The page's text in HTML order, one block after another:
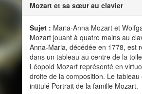
Mozart et sa sœur au clavier
Sujet : Maria-Anna Mozart et
Mozart jouant à quatre mains au
Anna-Maria, décédée en 1778, est
dans un tableau au centre de la
Léopold Mozart représenté en
droite de la composition. Le tableau
intitulé Portrait de la famille Mozart.